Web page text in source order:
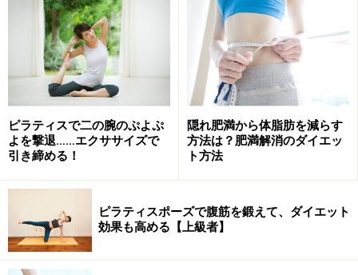
ピラティスで二の腕のぷよぷ
よを撃退……エクササイズで
引き締める！
隠れ肥満から体脂肪を減らす
方法は？肥満解消のダイエッ
ト方法
ピラティスポーズで腹筋を鍛えて、ダイエット
効果も高める【上級者】